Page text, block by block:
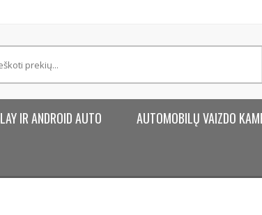
IR ANDROID AUTO AUTOMOBILŲ VAIZDO